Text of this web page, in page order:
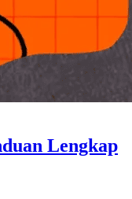
Lengkap